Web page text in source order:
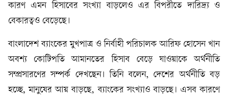
কারণ এমন হিসাবের সংখ্যা বাড়লেও এর বিপরীতে দারিদ্র্য ও
বেকারত্বও বেড়েছে।
বাংলাদেশ ব্যাংকের মুখপাত্র ও নির্বাহী পরিচালক আরিফ হোসেন খান
অবশ্য কোটিপতি আমানতের হিসাব বেড়ে যাওয়াকে অর্থনীতি
সম্প্রসারণের সম্পর্ক দেখছেন। তিনি বলেন, দেশের অর্থনীতি বড়
হচ্ছে, মানুষের আয় বাড়ছে, ব্যাংকের সংখ্যাও বাড়ছে। এসব কারণে